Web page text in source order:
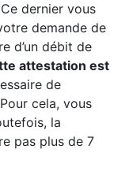
Ce dernier vous
demande de
d’un débit de
attestation est
de
cela, vous
la
pas plus de 7